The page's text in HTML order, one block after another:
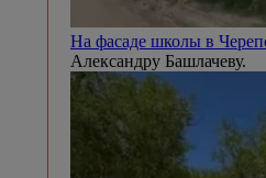
На фасаде школы в
Александру Башлачеву.